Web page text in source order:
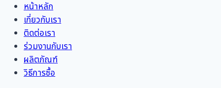
หน้าหลัก
เกี่ยวกับเรา
ติดต่อเรา
ร่วมงานกับเรา
ผลิตภัณฑ์
วิธีการซื้อ